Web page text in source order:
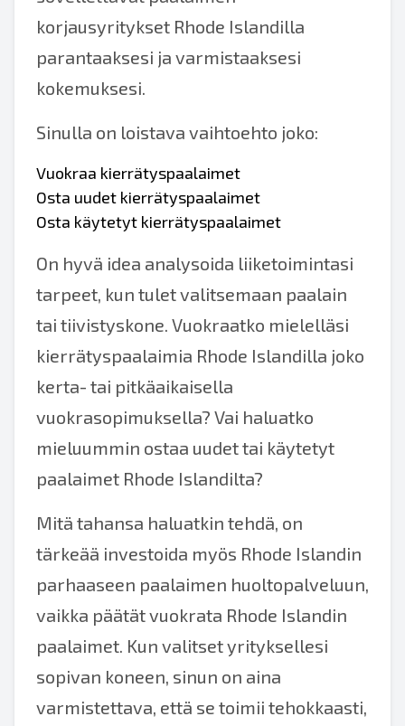
korjausyritykset Rhode Islandilla
parantaaksesi ja varmistaaksesi
kokemuksesi.
Sinulla on loistava vaihtoehto joko:
Vuokraa kierrätyspaalaimet
Osta uudet kierrätyspaalaimet
Osta käytetyt kierrätyspaalaimet
On hyvä idea analysoida liiketoimintasi
tarpeet, kun tulet valitsemaan paalain
tai tiivistyskone. Vuokraatko mielelläsi
kierrätyspaalaimia Rhode Islandilla joko
kerta- tai pitkäaikaisella
vuokrasopimuksella? Vai haluatko
mieluummin ostaa uudet tai käytetyt
paalaimet Rhode Islandilta?
Mitä tahansa haluatkin tehdä, on
tärkeää investoida myös Rhode Islandin
parhaaseen paalaimen huoltopalveluun,
vaikka päätät vuokrata Rhode Islandin
paalaimet. Kun valitset yrityksellesi
sopivan koneen, sinun on aina
varmistettava, että se toimii tehokkaasti,